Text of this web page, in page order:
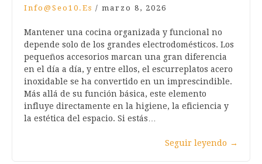
Info@seo10.es / marzo 8, 2026
Mantener una cocina organizada y funcional no
depende solo de los grandes electrodomésticos. Los
pequeños accesorios marcan una gran diferencia
en el día a día, y entre ellos, el escurreplatos acero
inoxidable se ha convertido en un imprescindible.
Más allá de su función básica, este elemento
influye directamente en la higiene, la eficiencia y
la estética del espacio. Si estás…
Seguir leyendo →